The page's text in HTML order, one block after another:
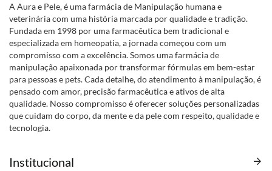
A Aura e Pele, é uma farmácia de Manipulação humana e
veterinária com uma história marcada por qualidade e tradição.
Fundada em 1998 por uma farmacêutica bem tradicional e
especializada em homeopatia, a jornada começou com um
compromisso com a excelência. Somos uma farmácia de
manipulação apaixonada por transformar fórmulas em bem-estar
para pessoas e pets. Cada detalhe, do atendimento à manipulação, é
pensado com amor, precisão farmacêutica e ativos de alta
qualidade. Nosso compromisso é oferecer soluções personalizadas
que cuidam do corpo, da mente e da pele com respeito, qualidade e
tecnologia.
Institucional